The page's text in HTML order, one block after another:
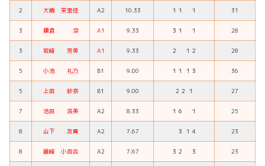
2 大橋 栄里佳 A2 10.33 １１ １ 31
3 鎌倉 涼 A1 9.33 ３１ １ 28
3 岩崎 芳美 A1 9.33 ２ １２ 28
5 小池 礼乃 B1 9.00 １１ １３ 36
5 上田 紗奈 B1 9.00 ２２ １ 27
7 池田 浩美 A2 8.33 １６ １ 25
8 山下 友貴 A2 7.67 ３ １４ 23
8 藤崎 小百合 A2 7.67 ３２ ３ 23